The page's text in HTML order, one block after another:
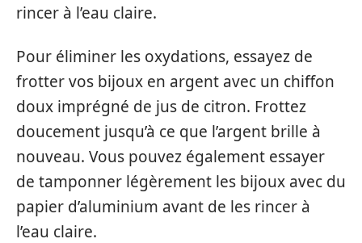
rincer à l’eau claire.
Pour éliminer les oxydations, essayez de
frotter vos bijoux en argent avec un chiffon
doux imprégné de jus de citron. Frottez
doucement jusqu’à ce que l’argent brille à
nouveau. Vous pouvez également essayer
de tamponner légèrement les bijoux avec du
papier d’aluminium avant de les rincer à
l’eau claire.